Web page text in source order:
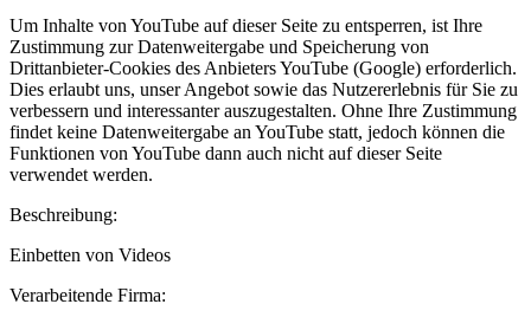
Um Inhalte von YouTube auf dieser Seite zu entsperren, ist Ihre
Zustimmung zur Datenweitergabe und Speicherung von
Drittanbieter-Cookies des Anbieters YouTube (Google) erforderlich.
Dies erlaubt uns, unser Angebot sowie das Nutzererlebnis für Sie zu
verbessern und interessanter auszugestalten. Ohne Ihre Zustimmung
findet keine Datenweitergabe an YouTube statt, jedoch können die
Funktionen von YouTube dann auch nicht auf dieser Seite
verwendet werden.
Beschreibung:
Einbetten von Videos
Verarbeitende Firma: